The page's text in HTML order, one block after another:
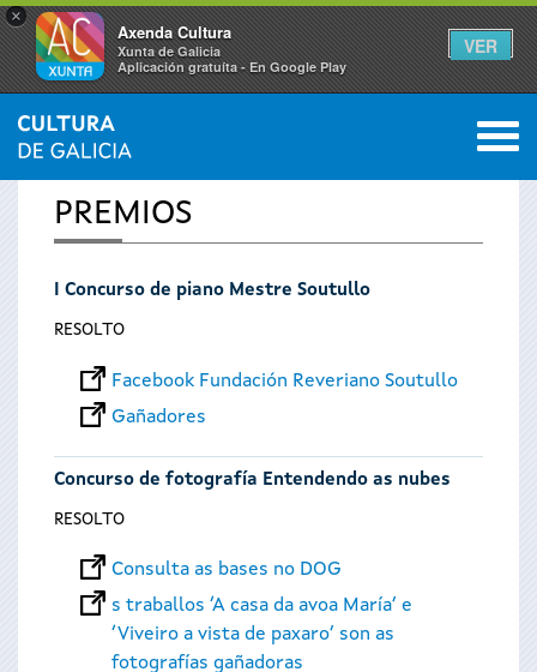
×
Axenda Cultura
Xunta de Galicia
Aplicación gratuíta - En Google Play
VER
Vostede
está
aquí
INICIO 0
PREMIOS
I Concurso de piano Mestre Soutullo
RESOLTO
Facebook Fundación Reveriano Soutullo
Gañadores
Concurso de fotografía Entendendo as nubes
RESOLTO
Consulta as bases no DOG
s traballos ‘A casa da avoa María’ e
‘Viveiro a vista de paxaro’ son as
fotografías gañadoras